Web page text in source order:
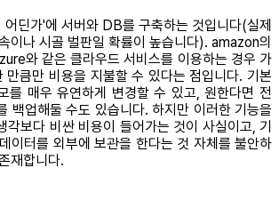
딘가'에 서버와 DB를 구축하는 것입니다(실제
이나 시골 벌판일 확률이 높습니다). amazon의
와 같은 클라우드 서비스를 이용하는 경우 가
만큼만 비용을 지불할 수 있다는 점입니다. 기본
를 매우 유연하게 변경할 수 있고, 원한다면 전
백업해둘 수도 있습니다. 하지만 이러한 기능을
각보다 비싼 비용이 들어가는 것이 사실이고, 기
이터를 외부에 보관을 한다는 것 자체를 불안하
재합니다.